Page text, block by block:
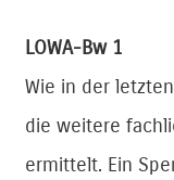
LOWA-Bw 1
Wie in der
die weitere
ermittelt. Ein